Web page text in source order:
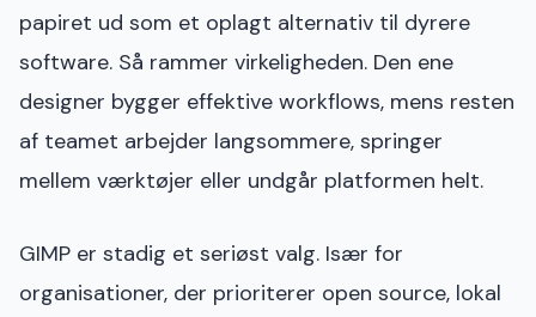
papiret ud som et oplagt alternativ til dyrere
software. Så rammer virkeligheden. Den ene
designer bygger effektive workflows, mens resten
af teamet arbejder langsommere, springer
mellem værktøjer eller undgår platformen helt.
GIMP er stadig et seriøst valg. Især for
organisationer, der prioriterer open source, lokal